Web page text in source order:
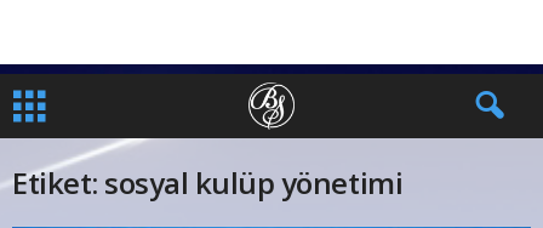
Etiket: sosyal kulüp yönetimi